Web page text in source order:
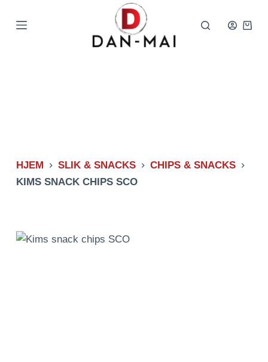
HJEM SLIK & SNACKS
CHIPS & SNACKS
KIMS SNACK CHIPS SCO